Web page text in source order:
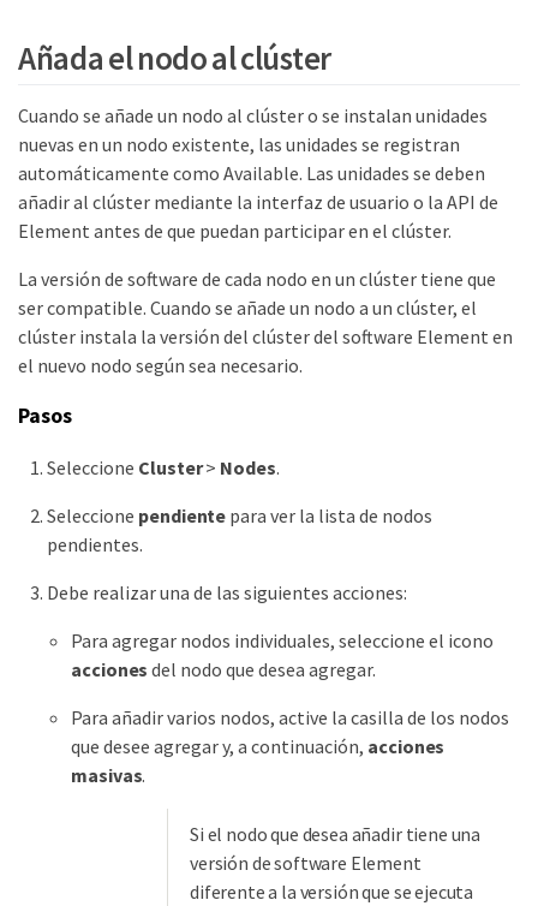
Añada el nodo al clúster
Cuando se añade un nodo al clúster o se instalan unidades
nuevas en un nodo existente, las unidades se registran
automáticamente como Available. Las unidades se deben
añadir al clúster mediante la interfaz de usuario o la API de
Element antes de que puedan participar en el clúster.
La versión de software de cada nodo en un clúster tiene que
ser compatible. Cuando se añade un nodo a un clúster, el
clúster instala la versión del clúster del software Element en
el nuevo nodo según sea necesario.
Pasos
Seleccione Cluster> Nodes.
Seleccione pendiente para ver la lista de nodos
pendientes.
Debe realizar una de las siguientes acciones:
Para agregar nodos individuales, seleccione el icono
acciones del nodo que desea agregar.
Para añadir varios nodos, active la casilla de los nodos
que desee agregar y, a continuación, acciones
masivas.
Si el nodo que desea añadir tiene una
versión de software Element
diferente a la versión que se ejecuta